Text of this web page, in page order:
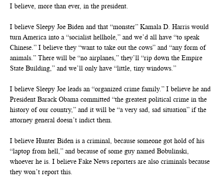
I believe, more than ever, in the president.
I believe Sleepy Joe Biden and that “monster” Kamala D. Harris would
turn America into a “socialist hellhole,” and we’d all have “to speak
Chinese.” I believe they “want to take out the cows” and “any form of
animals.” There will be “no airplanes,” they’ll “rip down the Empire
State Building,” and we’ll only have “little, tiny windows.”
I believe Sleepy Joe leads an “organized crime family.” I believe he and
President Barack Obama committed “the greatest political crime in the
history of our country,” and it will be “a very sad, sad situation” if the
attorney general doesn’t indict them.
I believe Hunter Biden is a criminal, because someone got hold of his
“laptop from hell,” and because of some guy named Bobulinski,
whoever he is. I believe Fake News reporters are also criminals because
they won’t report this.